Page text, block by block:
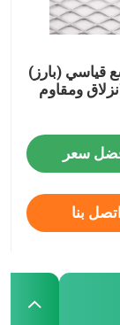
قياسي (بارز)
ومقاوم
سعر
اتصل بنا